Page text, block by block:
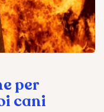
per
cani